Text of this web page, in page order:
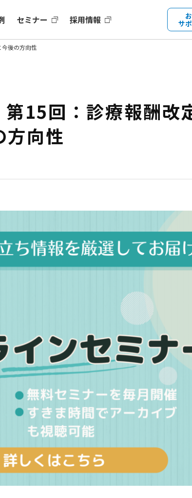
セミナー 採用情報
サ
今後の方向性
第15回：診療報酬改
方向性